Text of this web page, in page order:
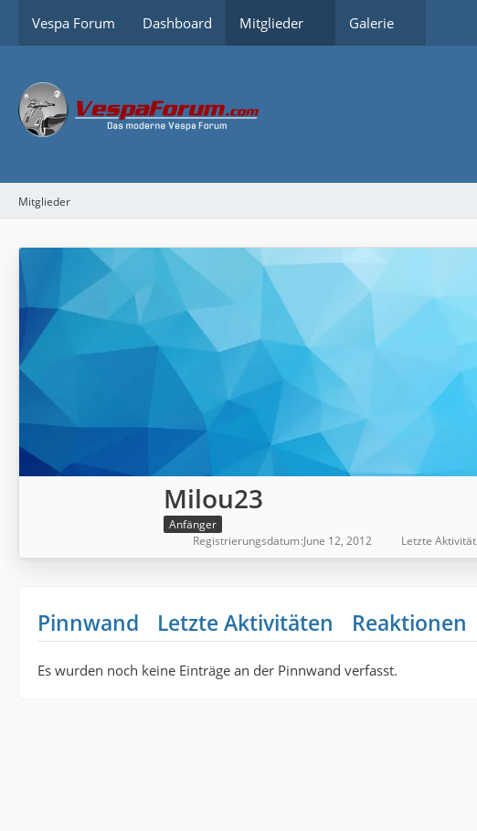
Vespa Forum Dashboard Mitglieder Galerie
Mitglieder
Milou23
Anfänger
Registrierungsdatum June 12, 2012 Letzte Aktivität
Pinnwand Letzte Aktivitäten Reaktionen
Es wurden noch keine Einträge an der Pinnwand verfasst.